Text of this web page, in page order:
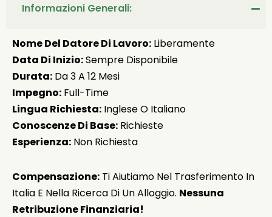
Informazioni Generali:
Nome Del Datore Di Lavoro: Liberamente
Data Di Inizio:Sempre Disponibile
Durata: Da 3 A 12 Mesi
Impegno: Full-Time
Lingua Richiesta: Inglese O Italiano
Conoscenze Di Base: Richieste
Esperienza: Non Richiesta
Compensazione: Ti Aiutiamo Nel Trasferimento In
Italia E Nella Ricerca Di Un Alloggio. Nessuna
Retribuzione Finanziaria!